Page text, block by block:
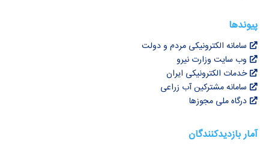
پیوندها
سامانه الکترونیکی مردم و دولت
وب سایت وزارت نیرو
خدمات الکترونیکی ایران
سامانه مشترکین آب زراعی
درگاه ملی مجوزها
آمار بازدیدکنندگان